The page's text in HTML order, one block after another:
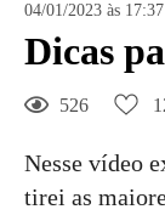
04/01/2023 às 17:37
Dicas
526
Nesse vídeo
tirei as